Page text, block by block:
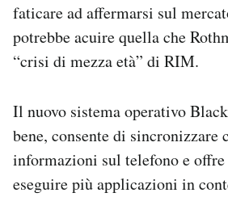
faticare ad affermarsi sul
potrebbe acuire quella che
“crisi di mezza età” di RIM.
Il nuovo sistema operativo
bene, consente di
informazioni sul telefono e
eseguire più applicazioni in